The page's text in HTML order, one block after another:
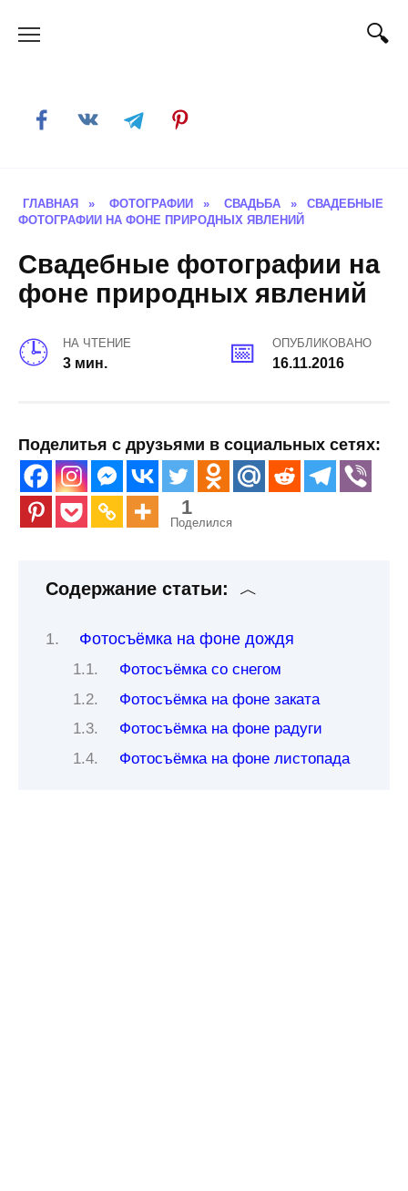
ГЛАВНАЯ » ФОТОГРАФИИ » СВАДЬБА »
СВАДЕБНЫЕ
ФОТОГРАФИИ НА ФОНЕ ПРИРОДНЫХ ЯВЛЕНИЙ
Свадебные фотографии на
фоне природных явлений
НА ЧТЕНИЕ
3 мин.
ОПУБЛИКОВАНО
16.11.2016
Поделитья с друзьями в социальных сетях:
1
Поделился
Содержание статьи:
Фотосъёмка на фоне дождя
Фотосъёмка со снегом
Фотосъёмка на фоне заката
Фотосъёмка на фоне радуги
Фотосъёмка на фоне листопада